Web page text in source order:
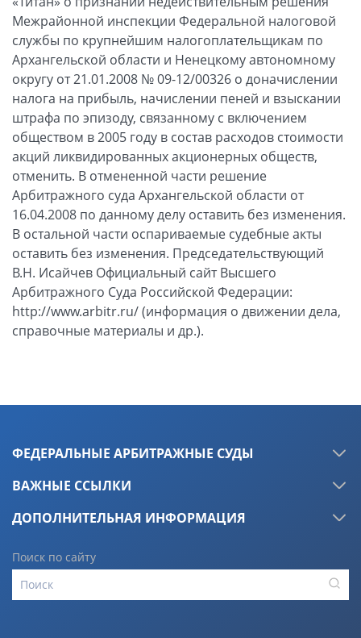
ФЕДЕРАЛЬНЫЕ АРБИТРАЖНЫЕ СУДЫ
ВАЖНЫЕ ССЫЛКИ
ДОПОЛНИТЕЛЬНАЯ ИНФОРМАЦИЯ
Поиск по сайту